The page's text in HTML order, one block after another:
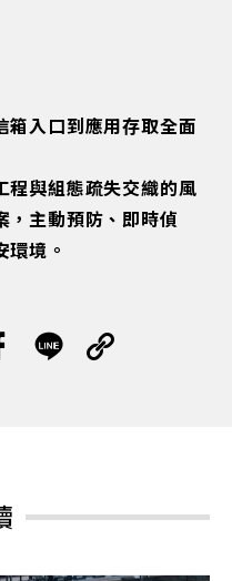
箱入口到應用存取全面
程與組態疏失交織的風
，主動預防、即時偵
環境。